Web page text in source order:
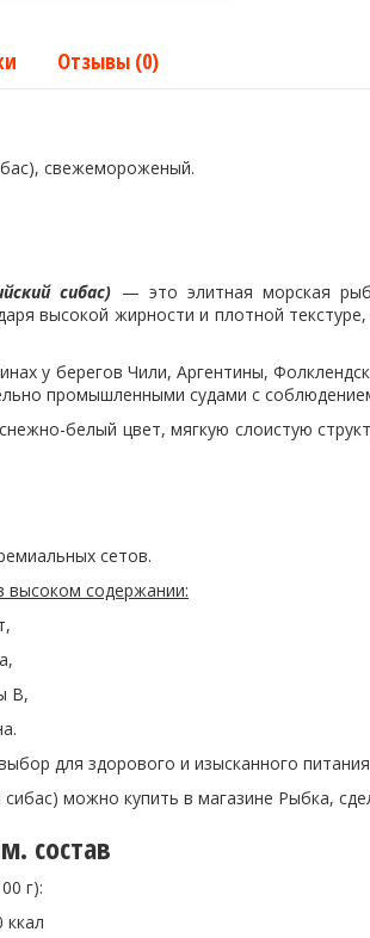
Отзывы (0)
свежемороженый.
сибас) — это элитная морская
высокой жирности и плотной
у берегов Чили, Аргентины,
промышленными судами с
белый цвет, мягкую слоистую
сетов.
высоком содержании:
B,
для здорового и изысканного
можно купить в магазине Рыбка,
состав
г):